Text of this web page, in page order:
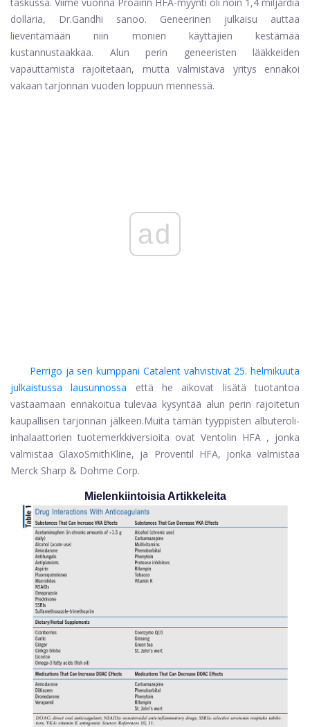
dollaria, Dr.Gandhi sanoo. Geneerinen julkaisu auttaa
lieventämään niin monien käyttäjien kestämää
kustannustaakkaa. Alun perin geneeristen lääkkeiden
vapauttamista rajoitetaan, mutta valmistava yritys ennakoi
vakaan tarjonnan vuoden loppuun mennessä.
ad
Perrigo ja sen kumppani Catalent vahvistivat 25. helmikuuta
julkaistussa lausunnossa
että he aikovat lisätä tuotantoa
vastaamaan ennakoitua tulevaa kysyntää alun perin rajoitetun
kaupallisen tarjonnan jälkeen.Muita tämän tyyppisten albuteroli-
inhalaattorien tuotemerkkiversioita ovat Ventolin HFA , jonka
valmistaa GlaxoSmithKline, ja Proventil HFA, jonka valmistaa
Merck Sharp & Dohme Corp.
Mielenkiintoisia Artikkeleita